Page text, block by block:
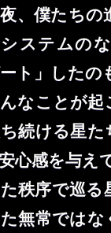
、僕たち
システムの
ト」したの
なことが
続ける星
心感を与え
秩序で巡
無常では